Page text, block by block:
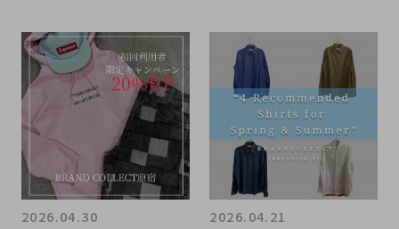
青黒ベゼル
2026.04.30
2026.04.21